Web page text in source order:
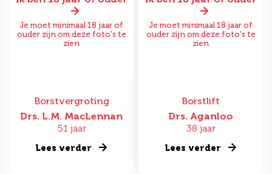
Je moet minimaal 18 jaar of
ouder zijn om deze foto's te
zien
Borstvergroting
Drs. L.M. MacLennan
51 jaar
Lees verder
Je moet minimaal 18 jaar of
ouder zijn om deze foto's te
zien
Borstlift
Drs. Aganloo
38 jaar
Lees verder